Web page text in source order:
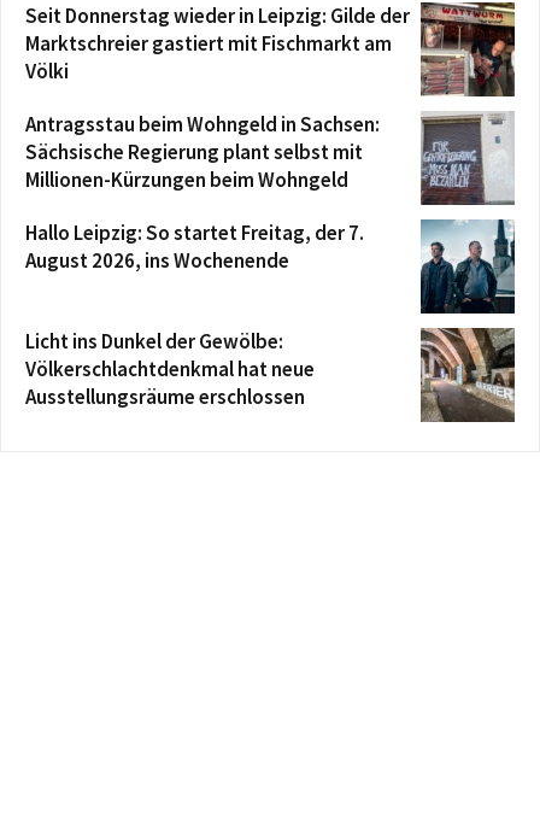
Seit Donnerstag wieder in Leipzig: Gilde der
Marktschreier gastiert mit Fischmarkt am
Völki
Antragsstau beim Wohngeld in Sachsen:
Sächsische Regierung plant selbst mit
Millionen-Kürzungen beim Wohngeld
Hallo Leipzig: So startet Freitag, der 7.
August 2026, ins Wochenende
Licht ins Dunkel der Gewölbe:
Völkerschlachtdenkmal hat neue
Ausstellungsräume erschlossen